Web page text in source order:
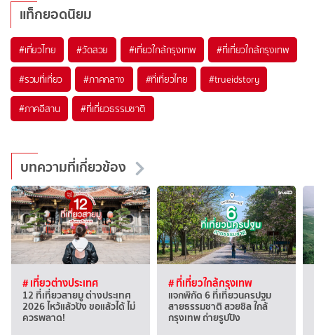
แท็กยอดนิยม
#เที่ยวไทย #วัดสวย #เที่ยวใกล้กรุงเทพ #ที่เที่ยวใกล้กรุงเทพ
#รวมที่เที่ยว #ภาคกลาง #ที่เที่ยวไทย #trueidstory
#ภาคอีสาน #ที่เที่ยวธรรมชาติ
บทความที่เกี่ยวข้อง
# เที่ยวต่างประเทศ
12 ที่เที่ยวสายมู ต่างประเทศ
2026 ไหว้แล้วปัง ขอแล้วได้ ไม่
ควรพลาด!
# ที่เที่ยวใกล้กรุงเทพ
แจกพิกัด 6 ที่เที่ยวนครปฐม
สายธรรมชาติ สวยชิล ใกล้
กรุงเทพ ถ่ายรูปปัง